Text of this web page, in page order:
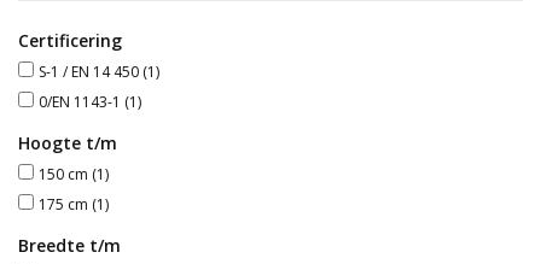
Recente projecten
Opties
Blog
Certificering
S-1 / EN 14 450 (1)
0/EN 1143-1 (1)
Hoogte t/m
150 cm (1)
175 cm (1)
Breedte t/m